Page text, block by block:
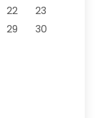
22
23
29
30